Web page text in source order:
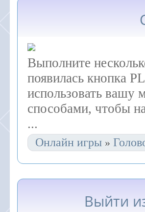
Выполните
появилась кнопка
использовать
способами, чтобы
...
Онлайн игры »
Выйти